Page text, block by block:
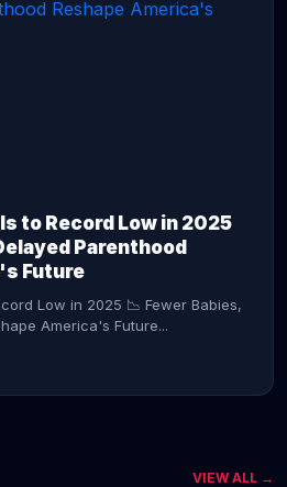
to Record Low in 2025
Parenthood
Future
Low in 2025 📉 Fewer Babies,
America's Future...
VIEW ALL →